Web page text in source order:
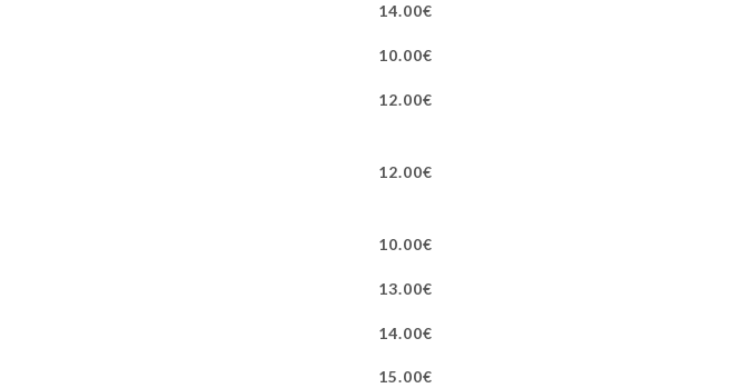
14.00€
10.00€
12.00€
12.00€
10.00€
13.00€
14.00€
15.00€